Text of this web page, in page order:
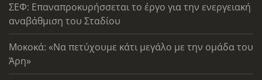
ΣΕΦ: Επαναπροκυρήσσεται το έργο για την ενεργειακή
αναβάθμιση του Σταδίου
Μοκοκά: «Να πετύχουμε κάτι μεγάλο με την ομάδα του
Άρη»